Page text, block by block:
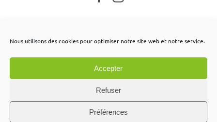
Nous utilisons des cookies pour optimiser notre site web et notre service.
Accepter
Refuser
Préférences
Nos partenaires
Conditions générales de vente